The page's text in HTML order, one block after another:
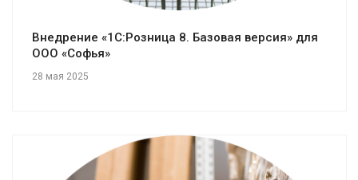
Внедрение «1С:Розница 8. Базовая версия» для
ООО «Софья»
28 мая 2025